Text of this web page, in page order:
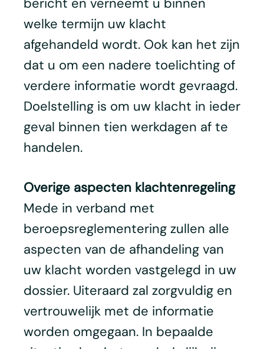
welke termijn uw klacht
afgehandeld wordt. Ook kan het zijn
dat u om een nadere toelichting of
verdere informatie wordt gevraagd.
Doelstelling is om uw klacht in ieder
geval binnen tien werkdagen af te
handelen.
Overige aspecten klachtenregeling
Mede in verband met
beroepsreglementering zullen alle
aspecten van de afhandeling van
uw klacht worden vastgelegd in uw
dossier. Uiteraard zal zorgvuldig en
vertrouwelijk met de informatie
worden omgegaan. In bepaalde